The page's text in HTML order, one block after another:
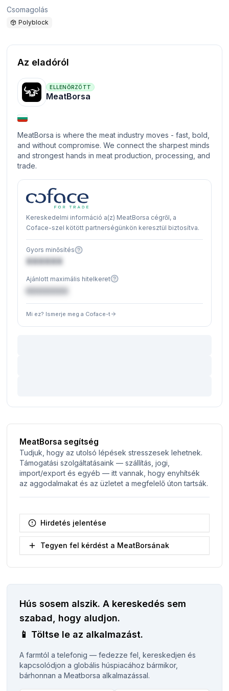
Csomagolás
Polyblock
Az eladóról
ELLENŐRZÖTT
MeatBorsa
MeatBorsa is where the meat industry moves - fast, bold,
and without compromise. We connect the sharpest minds
and strongest hands in meat production, processing, and
trade.
Kereskedelmi információ a(z) MeatBorsa cégről, a
Coface-szel kötött partnerségünkön keresztül biztosítva.
Gyors minősítés
XXXXXX
Ajánlott maximális hitelkeret
Mi ez? Ismerje meg a Coface-t
MeatBorsa segítség
Tudjuk, hogy az utolsó lépések stresszesek lehetnek.
Támogatási szolgáltatásaink — szállítás, jogi,
import/export és egyéb — itt vannak, hogy enyhítsék
az aggodalmakat és az üzletet a megfelelő úton tartsák.
Hirdetés jelentése
Tegyen fel kérdést a MeatBorsának
Hús sosem alszik. A kereskedés sem
szabad, hogy aludjon.
📱 Töltse le az alkalmazást.
A farmtól a telefonig — fedezze fel, kereskedjen és
kapcsolódjon a globális húspiacához bármikor,
bárhonnan a Meatborsa alkalmazással.